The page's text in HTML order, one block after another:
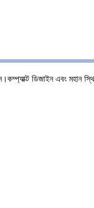
ডিজাইন এবং মহান